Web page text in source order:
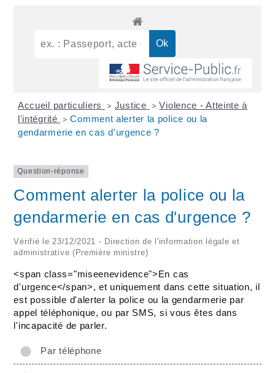
Accueil particuliers > Justice > Violence - Atteinte à
l'intégrité
> Comment alerter la police ou la
gendarmerie en cas d'urgence ?
Question-réponse
Comment alerter la police ou la
gendarmerie en cas d'urgence ?
Vérifié le 23/12/2021 - Direction de l'information légale et
administrative (Première ministre)
<span class="miseenevidence">En cas
d'urgence</span>, et uniquement dans cette situation, il
est possible d'alerter la police ou la gendarmerie par
appel téléphonique, ou par SMS, si vous êtes dans
l'incapacité de parler.
Par téléphone